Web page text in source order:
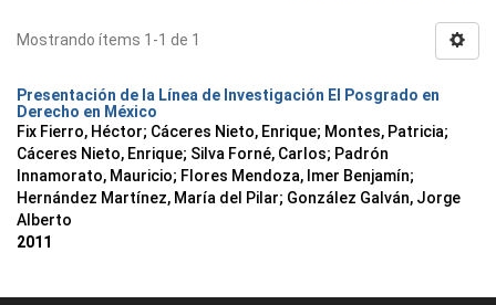
Mostrando ítems 1-1 de 1
Presentación de la Línea de Investigación El Posgrado en
Derecho en México
Fix Fierro, Héctor; Cáceres Nieto, Enrique; Montes, Patricia;
Cáceres Nieto, Enrique; Silva Forné, Carlos; Padrón
Innamorato, Mauricio; Flores Mendoza, Imer Benjamín;
Hernández Martínez, María del Pilar; González Galván, Jorge
Alberto
2011